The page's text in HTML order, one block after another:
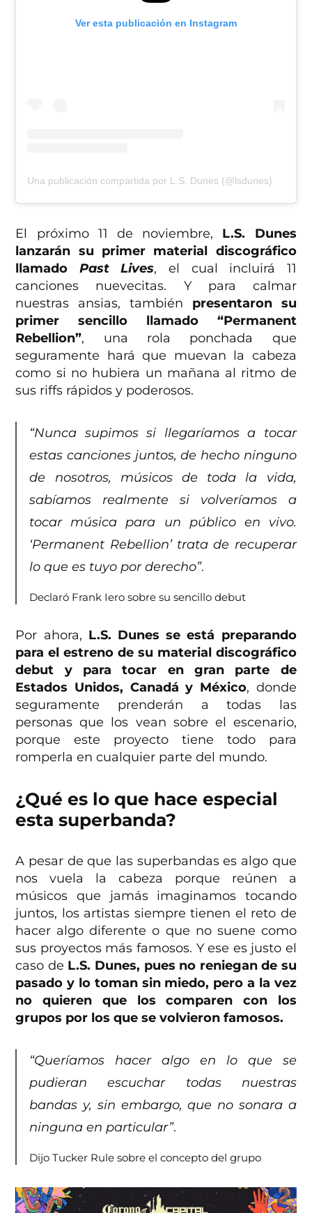
Ver esta publicación en Instagram
Una publicación compartida por L.S. Dunes (@lsdunes)
El próximo 11 de noviembre, L.S. Dunes
lanzarán su primer material discográfico
llamado Past Lives, el cual incluirá 11
canciones nuevecitas. Y para calmar
nuestras ansias, también presentaron su
primer sencillo llamado “Permanent
Rebellion”, una rola ponchada que
seguramente hará que muevan la cabeza
como si no hubiera un mañana al ritmo de
sus riffs rápidos y poderosos.
“Nunca supimos si llegaríamos a tocar
estas canciones juntos, de hecho ninguno
de nosotros, músicos de toda la vida,
sabíamos realmente si volveríamos a
tocar música para un público en vivo.
‘Permanent Rebellion’ trata de recuperar
lo que es tuyo por derecho”.
Declaró Frank Iero sobre su sencillo debut
Por ahora, L.S. Dunes se está preparando
para el estreno de su material discográfico
debut y para tocar en gran parte de
Estados Unidos, Canadá y México, donde
seguramente prenderán a todas las
personas que los vean sobre el escenario,
porque este proyecto tiene todo para
romperla en cualquier parte del mundo.
¿Qué es lo que hace especial
esta superbanda?
A pesar de que las superbandas es algo que
nos vuela la cabeza porque reúnen a
músicos que jamás imaginamos tocando
juntos, los artistas siempre tienen el reto de
hacer algo diferente o que no suene como
sus proyectos más famosos. Y ese es justo el
caso de L.S. Dunes, pues no reniegan de su
pasado y lo toman sin miedo, pero a la vez
no quieren que los comparen con los
grupos por los que se volvieron famosos.
“Queríamos hacer algo en lo que se
pudieran escuchar todas nuestras
bandas y, sin embargo, que no sonara a
ninguna en particular”.
Dijo Tucker Rule sobre el concepto del grupo